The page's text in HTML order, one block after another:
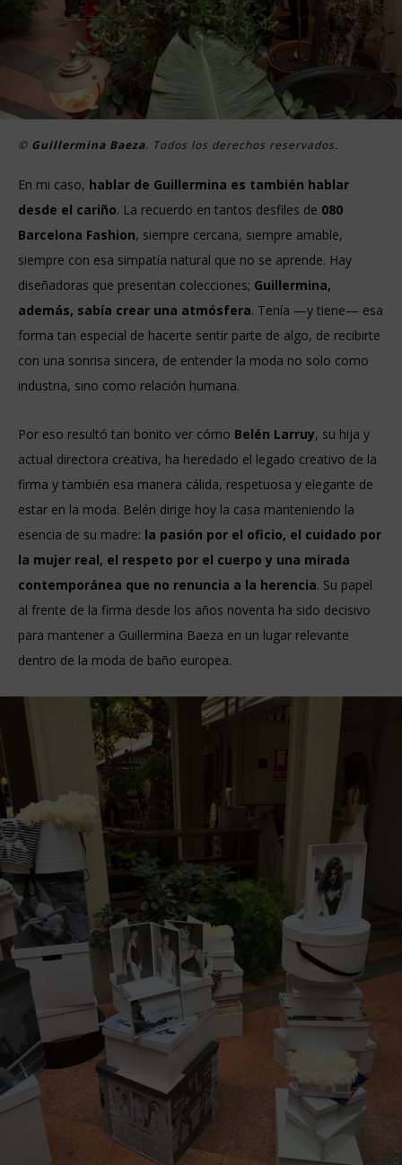
© Guillermina Baeza. Todos los derechos reservados.
En mi caso, hablar de Guillermina es también hablar
desde el cariño. La recuerdo en tantos desfiles de 080
Barcelona Fashion, siempre cercana, siempre amable,
siempre con esa simpatía natural que no se aprende. Hay
diseñadoras que presentan colecciones; Guillermina,
además, sabía crear una atmósfera. Tenía —y tiene— esa
forma tan especial de hacerte sentir parte de algo, de recibirte
con una sonrisa sincera, de entender la moda no solo como
industria, sino como relación humana.
Por eso resultó tan bonito ver cómo Belén Larruy, su hija y
actual directora creativa, ha heredado el legado creativo de la
firma y también esa manera cálida, respetuosa y elegante de
estar en la moda. Belén dirige hoy la casa manteniendo la
esencia de su madre: la pasión por el oficio, el cuidado por
la mujer real, el respeto por el cuerpo y una mirada
contemporánea que no renuncia a la herencia. Su papel
al frente de la firma desde los años noventa ha sido decisivo
para mantener a Guillermina Baeza en un lugar relevante
dentro de la moda de baño europea.